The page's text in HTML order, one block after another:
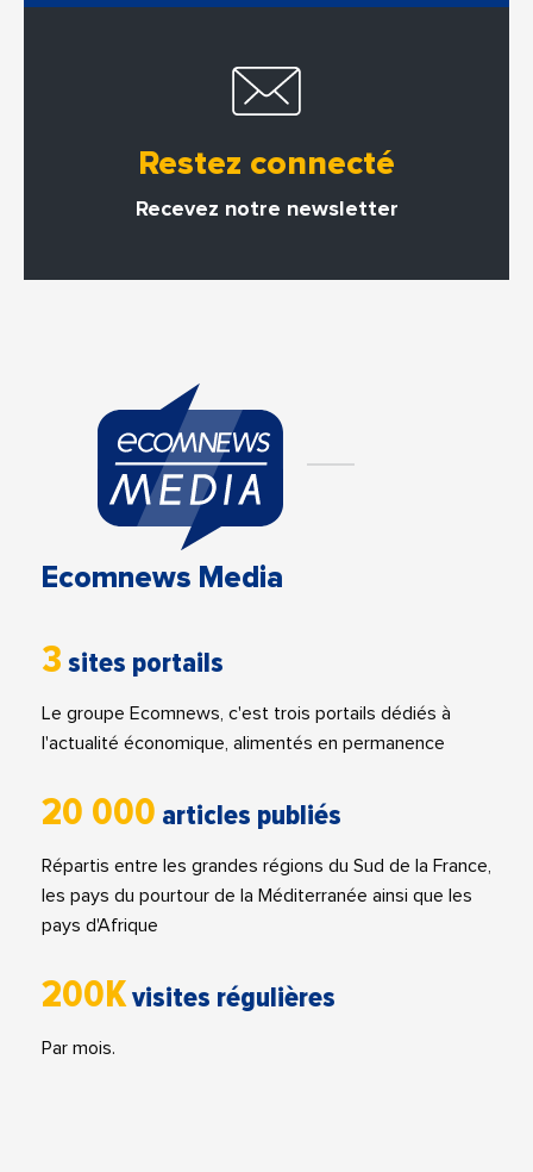
Restez connecté
Recevez notre newsletter
Ecomnews Media
3 sites portails
Le groupe Ecomnews, c'est trois portails dédiés à
l'actualité économique, alimentés en permanence
20 000 articles publiés
Répartis entre les grandes régions du Sud de la France,
les pays du pourtour de la Méditerranée ainsi que les
pays d'Afrique
200Kvisites régulières
Par mois.